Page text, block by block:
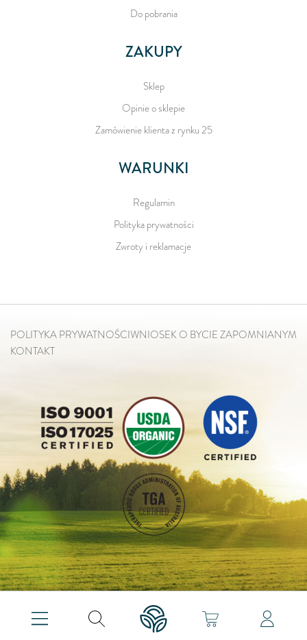
Do pobrania
ZAKUPY
Sklep
Opinie o sklepie
Zamówienie klienta z rynku 25
WARUNKI
Regulamin
Polityka prywatności
Zwroty i reklamacje
POLITYKA PRYWATNOŚCIWNIOSEK O BYCIE ZAPOMNIANYM
KONTAKT